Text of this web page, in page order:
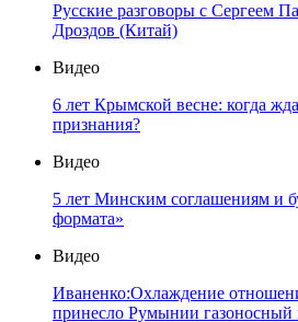
Русские разговоры с Сергеем
Дроздов (Китай)
Видео
6 лет Крымской весне: когда
признания?
Видео
5 лет Минским соглашениям и
формата»
Видео
Иваненко:Охлаждение
принесло Румынии газоносный